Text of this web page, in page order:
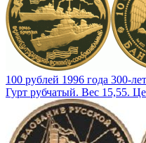
100 рублей 1996 года 300-
Гурт рубчатый. Вес 15,55.